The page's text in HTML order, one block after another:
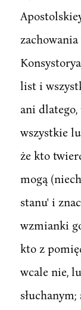
list i
ani
wszystkie
że kto
mogą
stanu' i
wzmianki
kto z
wcale nie,